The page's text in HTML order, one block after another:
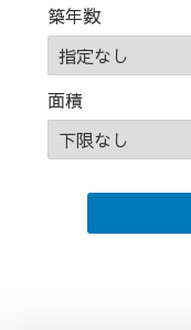
築年数
面積